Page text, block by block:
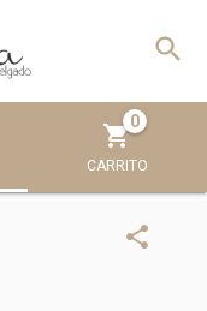
CARRITO
0